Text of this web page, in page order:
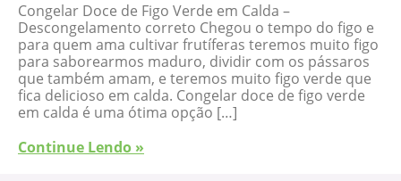
Congelar Doce de Figo Verde em Calda –
Descongelamento correto Chegou o tempo do figo e
para quem ama cultivar frutíferas teremos muito figo
para saborearmos maduro, dividir com os pássaros
que também amam, e teremos muito figo verde que
fica delicioso em calda. Congelar doce de figo verde
em calda é uma ótima opção […]
Continue Lendo »